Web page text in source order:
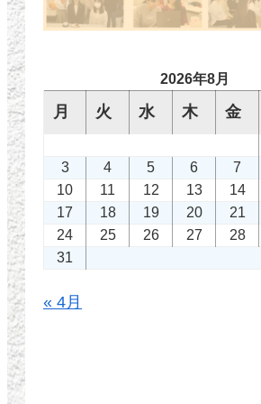
2026年8月
月 火 水 木 金
3
4 5 6 7
10
11 12 13 14
17
18 19 20 21
24
25 26 27 28
31
« 4月